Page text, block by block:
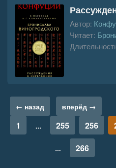
Автор:
Читает:
← назад вперёд →
1 ... 255 256
... 266